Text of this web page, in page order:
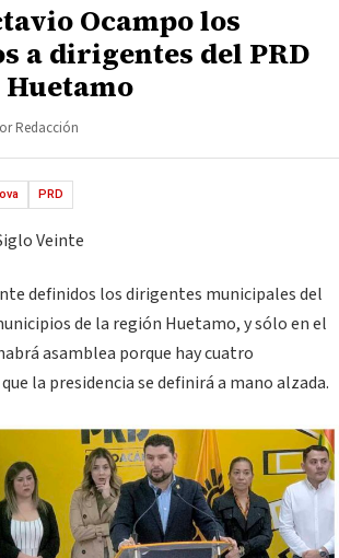
Ocampo los
a dirigentes del PRD
Redacción
PRD
Veinte
definidos los dirigentes municipales del
de la región Huetamo, y sólo en el
asamblea porque hay cuatro
la presidencia se definirá a mano alzada.